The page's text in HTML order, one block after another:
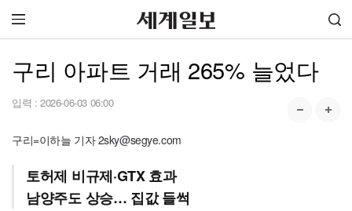
구리 아파트 거래 265% 늘었다
입력 : 2026-06-03 06:00
구리=이하늘 기자 2sky@segye.com
토허제 비규제·GTX 효과
남양주도 상승… 집값 들썩